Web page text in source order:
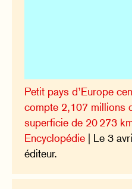
Petit pays d’Europe
compte 2,107 millions
superficie de 20 273
Encyclopédie | Le 3
éditeur.